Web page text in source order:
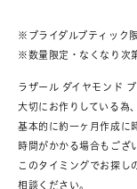
※ブライダルブティック
※数量限定・なくなり次
ラザール ダイヤモンド
大切にお作りしている為、
基本的に約一ヶ月作成に
時間がかかる場合もござ
このタイミングでお探し
相談ください。